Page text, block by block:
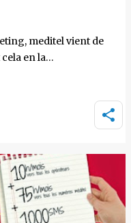
meditel vient de
en la…